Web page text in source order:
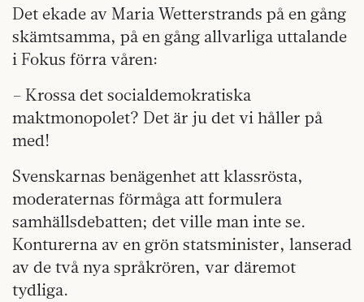
Det ekade av Maria Wetterstrands på en gång
skämtsamma, på en gång allvarliga uttalande
i Fokus förra våren:
– Krossa det socialdemokratiska
maktmonopolet? Det är ju det vi håller på
med!
Svenskarnas benägenhet att klassrösta,
moderaternas förmåga att formulera
samhällsdebatten; det ville man inte se.
Konturerna av en grön statsminister, lanserad
av de två nya språkrören, var däremot
tydliga.